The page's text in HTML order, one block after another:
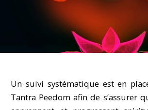
Un suivi systématique est en
Tantra Peedom afin de s’assurer